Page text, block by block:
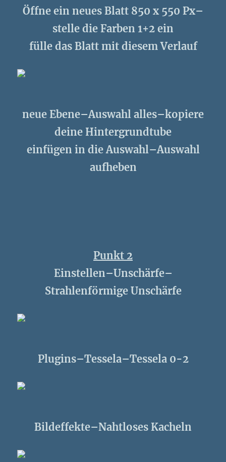
Öffne ein neues Blatt 850 x 550 Px–
stelle die Farben 1+2 ein
fülle das Blatt mit diesem Verlauf
neue Ebene–Auswahl alles–kopiere
deine Hintergrundtube
einfügen in die Auswahl–Auswahl
aufheben
Punkt 2
Einstellen–Unschärfe–
Strahlenförmige Unschärfe
Plugins–Tessela–Tessela 0-2
Bildeffekte–Nahtloses Kacheln